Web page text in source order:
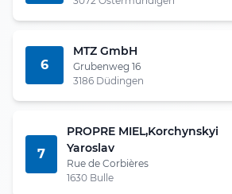
6
MTZ GmbH
Grubenweg 16
3186 Düdingen
7
PROPRE MIEL,Korchynskyi
Yaroslav
Rue de Corbières
1630 Bulle